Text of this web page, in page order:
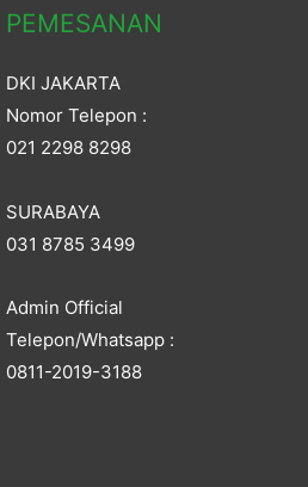
PEMESANAN
DKI JAKARTA
Nomor Telepon :
021 2298 8298
SURABAYA
031 8785 3499
Admin Official
Telepon/Whatsapp :
0811-2019-3188